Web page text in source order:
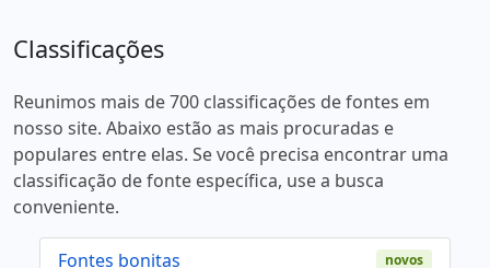
Classificações
Reunimos mais de 700 classificações de fontes em
nosso site. Abaixo estão as mais procuradas e
populares entre elas. Se você precisa encontrar uma
classificação de fonte específica, use a busca
conveniente.
Fontes bonitas novos